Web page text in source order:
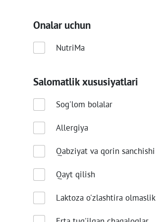
Onalar uchun
NutriMa
Salomatlik xususiyatlari
Sog'lom bolalar
Allergiya
Qabziyat va qorin sanchishi
Qayt qilish
Laktoza o'zlashtira olmaslik